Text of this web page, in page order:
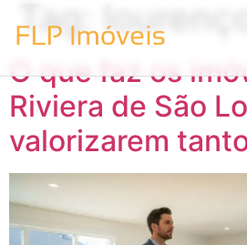
Tag: lourenço
O que faz os
Riviera de São
valorizarem